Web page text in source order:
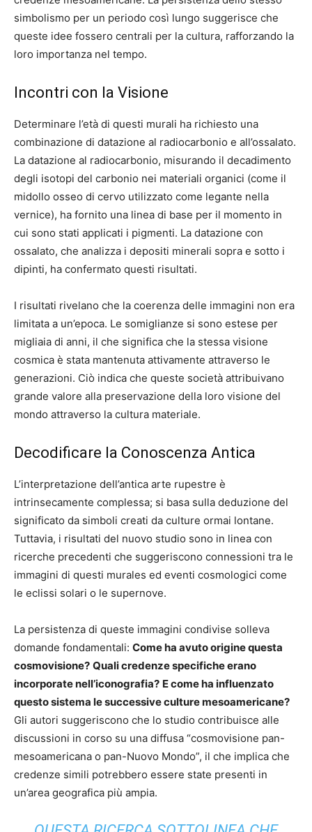
simbolismo per un periodo così lungo suggerisce che
queste idee fossero centrali per la cultura, rafforzando la
loro importanza nel tempo.
Incontri con la Visione
Determinare l’età di questi murali ha richiesto una
combinazione di datazione al radiocarbonio e all’ossalato.
La datazione al radiocarbonio, misurando il decadimento
degli isotopi del carbonio nei materiali organici (come il
midollo osseo di cervo utilizzato come legante nella
vernice), ha fornito una linea di base per il momento in
cui sono stati applicati i pigmenti. La datazione con
ossalato, che analizza i depositi minerali sopra e sotto i
dipinti, ha confermato questi risultati.
I risultati rivelano che la coerenza delle immagini non era
limitata a un’epoca. Le somiglianze si sono estese per
migliaia di anni, il che significa che la stessa visione
cosmica è stata mantenuta attivamente attraverso le
generazioni. Ciò indica che queste società attribuivano
grande valore alla preservazione della loro visione del
mondo attraverso la cultura materiale.
Decodificare la Conoscenza Antica
L’interpretazione dell’antica arte rupestre è
intrinsecamente complessa; si basa sulla deduzione del
significato da simboli creati da culture ormai lontane.
Tuttavia, i risultati del nuovo studio sono in linea con
ricerche precedenti che suggeriscono connessioni tra le
immagini di questi murales ed eventi cosmologici come
le eclissi solari o le supernove.
La persistenza di queste immagini condivise solleva
domande fondamentali: Come ha avuto origine questa
cosmovisione? Quali credenze specifiche erano
incorporate nell’iconografia? E come ha influenzato
questo sistema le successive culture mesoamericane?
Gli autori suggeriscono che lo studio contribuisce alle
discussioni in corso su una diffusa “cosmovisione pan-
mesoamericana o pan-Nuovo Mondo”, il che implica che
credenze simili potrebbero essere state presenti in
un’area geografica più ampia.